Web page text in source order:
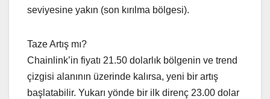
seviyesine yakın (son kırılma bölgesi).
Taze Artış mı?
Chainlink’in fiyatı 21.50 dolarlık bölgenin ve trend
çizgisi alanının üzerinde kalırsa, yeni bir artış
başlatabilir. Yukarı yönde bir ilk direnç 23.00 dolar